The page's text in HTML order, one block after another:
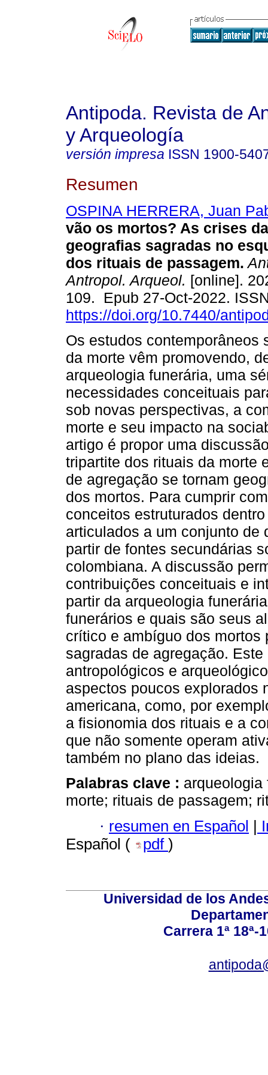
Antipoda. Revista de
y Arqueología
versión impresa ISSN 1900-
Resumen
OSPINA HERRERA, Juan
vão os mortos? As crises
geografias sagradas no
dos rituais de passagem.
Antropol. Arqueol. [online].
109. Epub 27-Oct-2022.
https://doi.org/10.7440/
Os estudos contemporâneos
da morte vêm promovendo,
arqueologia funerária, uma
necessidades conceituais
sob novas perspectivas, a
morte e seu impacto na
artigo é propor uma
tripartite dos rituais da morte
de agregação se tornam
dos mortos. Para cumprir
conceitos estruturados
articulados a um conjunto de
partir de fontes secundárias
colombiana. A discussão
contribuições conceituais e
partir da arqueologia
funerários e quais são seus
crítico e ambíguo dos mortos
sagradas de agregação.
antropológicos e
aspectos poucos explorados
americana, como, por
a fisionomia dos rituais e a
que não somente operam
também no plano das ideias.
Palabras clave : arqueologia
morte; rituais de passagem;
· resumen en Español |
Español (
pdf )
Universidad de los
Carrera 1ª